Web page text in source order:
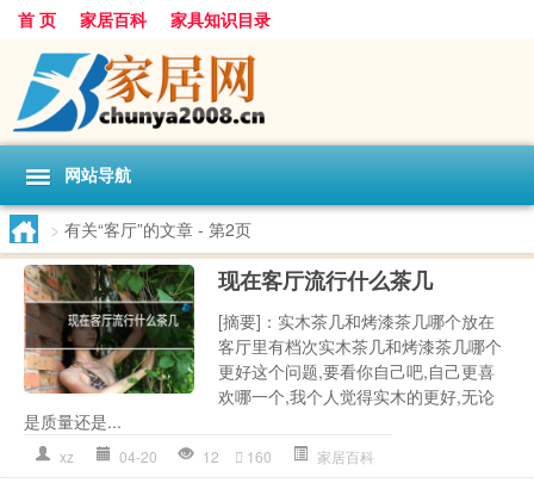
首 页 家居百科 家具知识目录
网站导航
> 有关“客厅”的文章 - 第2页
现在客厅流行什么茶几
[摘要]：实木茶几和烤漆茶几哪个放在
客厅里有档次实木茶几和烤漆茶几哪个
更好这个问题,要看你自己吧,自己更喜
欢哪一个,我个人觉得实木的更好,无论
是质量还是...
xz 04-20 12 160 家居百科